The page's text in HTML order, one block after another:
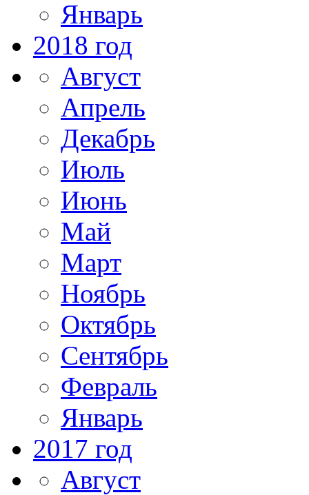
Январь
2018 год
Август
Апрель
Декабрь
Июль
Июнь
Май
Март
Ноябрь
Октябрь
Сентябрь
Февраль
Январь
2017 год
Август